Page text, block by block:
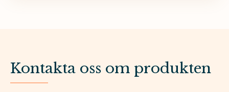
Kontakta oss om produkten